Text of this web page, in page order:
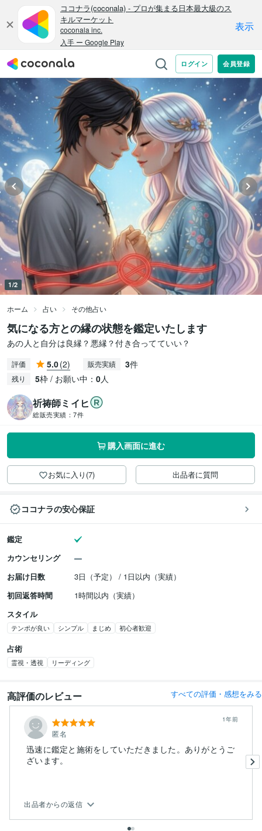
1/2
ホーム 占い その他占い
気になる方との縁の状態を鑑定いたします
あの人と自分は良縁？悪縁？付き合ってていい？
評価 5.0(2) 販売実績 3件
残り 5枠 / お願い中： 0人
祈祷師ミイヒ
総販売実績： 7件
購入画面に進む
お気に入り(7) 出品者に質問
ココナラの安心保証
鑑定
カウンセリング
お届け日数
3日（予定） / 1日以内（実績）
初回返答時間
1時間以内（実績）
スタイル
テンポが良い シンプル まじめ 初心者歓迎
占術
霊視・透視 リーディング
高評価のレビュー すべての評価・感想をみる
匿名
1年前
迅速に鑑定と施術をしていただきました。ありがとうご
ざいます。
出品者からの返信